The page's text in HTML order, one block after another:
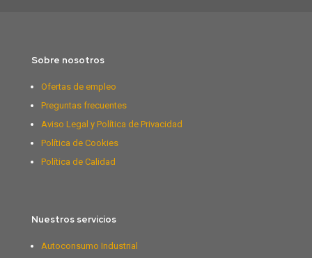
Sobre nosotros
Ofertas de empleo
Preguntas frecuentes
Aviso Legal y Política de Privacidad
Política de Cookies
Política de Calidad
Nuestros servicios
Autoconsumo Industrial